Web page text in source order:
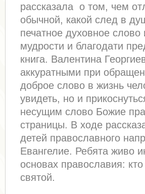
рассказала о том, чем
обычной, какой след в
печатное духовное
мудрости и благодати
книга. Валентина
аккуратными при
доброе слово в жизнь
увидеть, но и
несущим слово Божие
страницы. В ходе
детей православного
Евангелие. Ребята живо
основах православия:
святой.